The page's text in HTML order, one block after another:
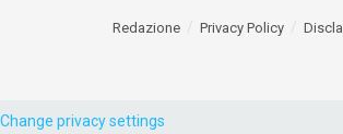
Redazione Privacy Policy
Change privacy settings